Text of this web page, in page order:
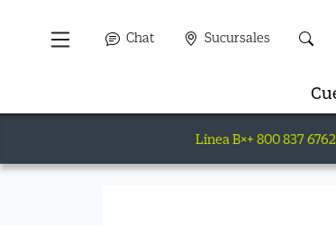
Chat Sucursales
Línea B×+ 800 837 6762